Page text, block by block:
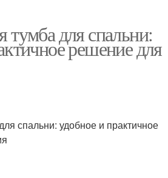
тумба для спальни:
решение для
спальни: удобное и практичное